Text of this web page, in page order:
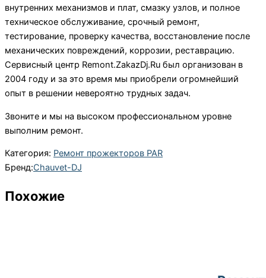
внутренних механизмов и плат, смазку узлов, и полное
техническое обслуживание, срочный ремонт,
тестирование, проверку качества, восстановление после
механических повреждений, коррозии, реставрацию.
Сервисный центр Remont.ZakazDj.Ru был организован в
2004 году и за это время мы приобрели огромнейший
опыт в решении невероятно трудных задач.
Звоните и мы на высоком профессиональном уровне
выполним ремонт.
Категория: Ремонт прожекторов PAR
Бренд:Chauvet-DJ
Похожие